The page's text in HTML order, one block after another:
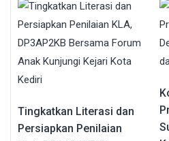
Tingkatkan Literasi dan
Persiapkan Penilaian